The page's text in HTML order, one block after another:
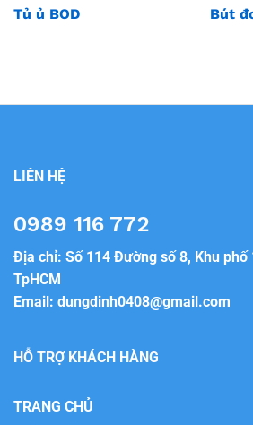
Tủ ủ BOD Bút
LIÊN HỆ
0989 116 772
Địa chỉ: Số 114 Đường số 8, Khu phố
TpHCM
Email: dungdinh0408@gmail.com
HỖ TRỢ KHÁCH HÀNG
TRANG CHỦ